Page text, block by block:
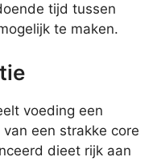
tijd tussen
te maken.
voeding een
een strakke core
dieet rijk aan